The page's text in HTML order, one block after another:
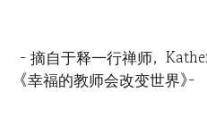
- 摘自于释一行禅师，
《幸福的教师会改变世界》-